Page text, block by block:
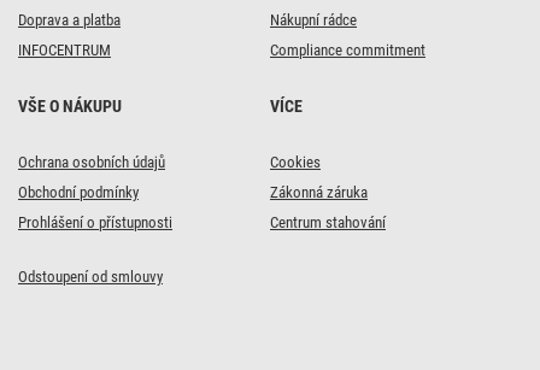
Doprava a platba
INFOCENTRUM
Nákupní rádce
Compliance commitment
VŠE O NÁKUPU
Ochrana osobních údajů
Obchodní podmínky
Prohlášení o přístupnosti
VÍCE
Cookies
Zákonná záruka
Centrum stahování
Odstoupení od smlouvy